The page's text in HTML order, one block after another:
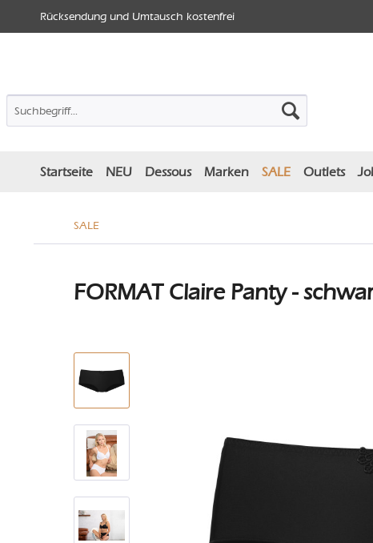
Rücksendung und Umtausch kostenfrei
Startseite NEU Dessous Marken SALE Outlets
SALE
FORMAT Claire Panty -